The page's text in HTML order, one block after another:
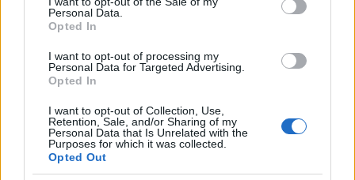
Personal Data.
Opted In
I want to opt-out of processing my
Personal Data for Targeted Advertising.
Opted In
I want to opt-out of Collection, Use,
Retention, Sale, and/or Sharing of my
Personal Data that Is Unrelated with the
Purposes for which it was collected.
Opted Out
mettono a repentaglio delle vite…
Rispondi
1 Giugno 2026, 16:44 16:44
Ma quello che si vede nei video e’ niente rispetto a quello
che succede qui.